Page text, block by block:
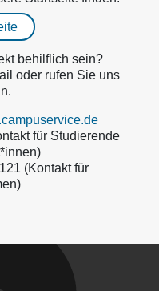
behilflich sein?
oder rufen Sie uns
für Studierende
(Kontakt für